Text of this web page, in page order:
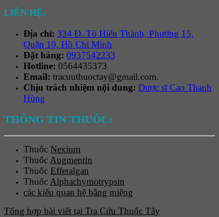
LIÊN HỆ:
Địa chỉ: 334 Đ. Tô Hiến Thành, Phường 15,
Quận 10, Hồ Chí Minh
Đặt hàng: 0937542233
Hotline: 0564435373
Email: tracuuthuoctay@gmail.com.
Chịu trách nhiệm nội dung: Dược sĩ Cao Thanh
Hùng
THÔNG TIN THUỐC:
Thuốc Nexium
Thuốc Augmentin
Thuốc Efferalgan
Thuốc Alphachymotrypsin
các kiểu quan hệ bằng miệng
Tổng hợp bài viết tại Tra Cứu Thuốc Tây